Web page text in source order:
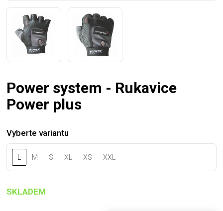
Power system - Rukavice
Power plus
Vyberte variantu
M S XL XS XXL
SKLADEM